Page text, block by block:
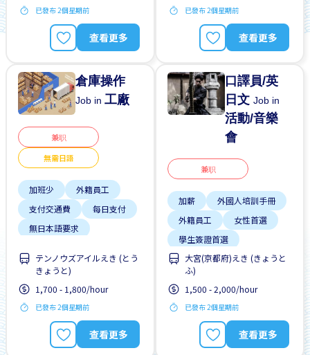
已發布 2個星期前
查看更多
無日本語要求
無經驗要求
已發布 2個星期前
查看更多
倉庫操作
Job in工廠
兼职
無需日語
加班少
外籍員工
支付交通費
每日支付
無日本語要求
自行車停放處
週末&節假日休息
テンノウズアイルえき (とう
きょうと)
1,700 - 1,800/hour
已發布 2個星期前
查看更多
口譯員/英
日文Job in
活動/音樂
會
兼职
加薪
外國人培訓手冊
外籍員工
女性首選
學生簽證首選
支付交通費
晉陞
有機會被錄取全職工作
無經驗要求
大宮(京都府)えき (きょうと
ふ)
1,500 - 2,000/hour
已發布 2個星期前
查看更多